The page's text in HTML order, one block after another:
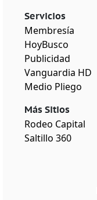
Servicios
Membresía
HoyBusco
Publicidad
Vanguardia HD
Medio Pliego
Más Sitios
Rodeo Capital
Saltillo 360